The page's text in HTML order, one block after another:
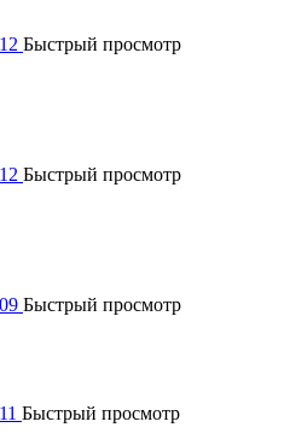
Быстрый просмотр
Быстрый просмотр
Быстрый просмотр
Быстрый просмотр